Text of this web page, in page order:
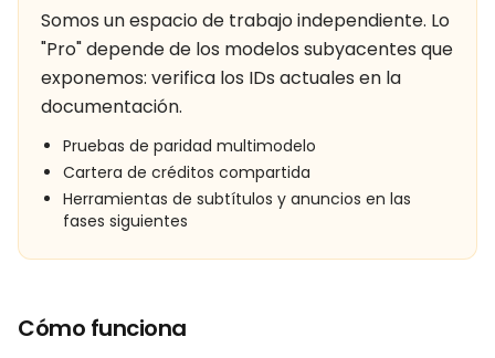
Somos un espacio de trabajo independiente. Lo
"Pro" depende de los modelos subyacentes que
exponemos: verifica los IDs actuales en la
documentación.
Pruebas de paridad multimodelo
Cartera de créditos compartida
Herramientas de subtítulos y anuncios en las
fases siguientes
Cómo funciona